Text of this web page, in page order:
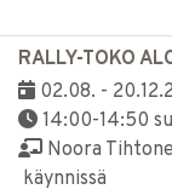
RALLY-TOKO
02.08. -
14:00-14:50
Noora
käynnissä